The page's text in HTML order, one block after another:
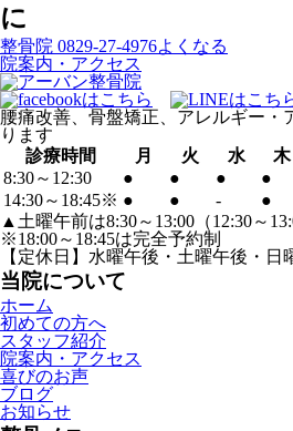
に
整骨院 0829-27-4976よくなる
院案内・アクセス
腰痛改善、骨盤矯正、アレルギー・
ります
診療時間
月 火 水 木
8:30～12:30
● ● ● ●
14:30～18:45※ ● ● - ●
▲土曜午前は8:30～13:00（12:30～
※18:00～18:45は完全予約制
【定休日】水曜午後・土曜午後・日
当院について
ホーム
初めての方へ
スタッフ紹介
院案内・アクセス
喜びのお声
ブログ
お知らせ